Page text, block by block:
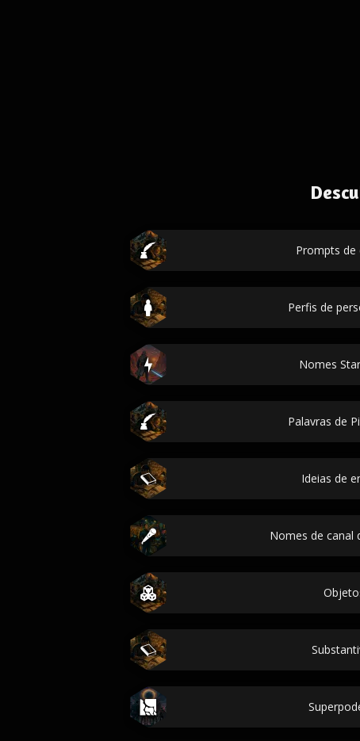
Prompts de
Perfis de
Nomes
Palavras de
Ideias de
Nomes de canal